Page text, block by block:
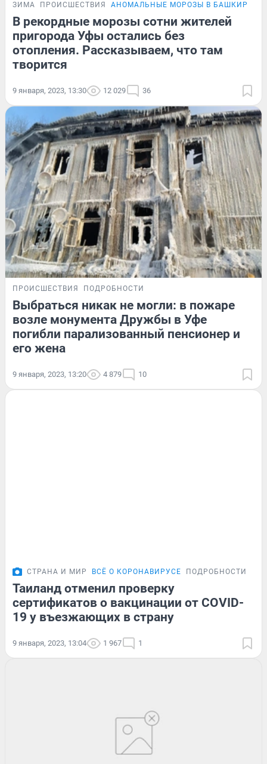
ЗИМА ПРОИСШЕСТВИЯ АНОМАЛЬНЫЕ МОРОЗЫ В БАШКИРИИ
В рекордные морозы сотни жителей
пригорода Уфы остались без
отопления. Рассказываем, что там
творится
9 января, 2023, 13:30 12 029 36
ПРОИСШЕСТВИЯ ПОДРОБНОСТИ
Выбраться никак не могли: в пожаре
возле монумента Дружбы в Уфе
погибли парализованный пенсионер и
его жена
9 января, 2023, 13:20 4 879 10
СТРАНА И МИР ВСЁ О КОРОНАВИРУСЕ ПОДРОБНОСТИ
Таиланд отменил проверку
сертификатов о вакцинации от COVID-
19 у въезжающих в страну
9 января, 2023, 13:04 1 967 1